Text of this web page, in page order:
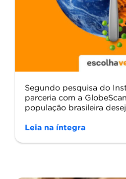
Segundo pesquisa do
parceria com a
população brasileira
Leia na íntegra